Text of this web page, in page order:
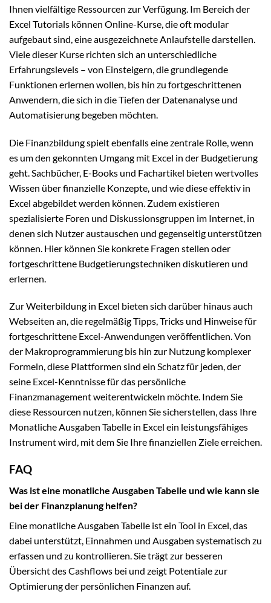
Ihnen vielfältige Ressourcen zur Verfügung. Im Bereich der
Excel Tutorials können Online-Kurse, die oft modular
aufgebaut sind, eine ausgezeichnete Anlaufstelle darstellen.
Viele dieser Kurse richten sich an unterschiedliche
Erfahrungslevels – von Einsteigern, die grundlegende
Funktionen erlernen wollen, bis hin zu fortgeschrittenen
Anwendern, die sich in die Tiefen der Datenanalyse und
Automatisierung begeben möchten.
Die Finanzbildung spielt ebenfalls eine zentrale Rolle, wenn
es um den gekonnten Umgang mit Excel in der Budgetierung
geht. Sachbücher, E-Books und Fachartikel bieten wertvolles
Wissen über finanzielle Konzepte, und wie diese effektiv in
Excel abgebildet werden können. Zudem existieren
spezialisierte Foren und Diskussionsgruppen im Internet, in
denen sich Nutzer austauschen und gegenseitig unterstützen
können. Hier können Sie konkrete Fragen stellen oder
fortgeschrittene Budgetierungstechniken diskutieren und
erlernen.
Zur Weiterbildung in Excel bieten sich darüber hinaus auch
Webseiten an, die regelmäßig Tipps, Tricks und Hinweise für
fortgeschrittene Excel-Anwendungen veröffentlichen. Von
der Makroprogrammierung bis hin zur Nutzung komplexer
Formeln, diese Plattformen sind ein Schatz für jeden, der
seine Excel-Kenntnisse für das persönliche
Finanzmanagement weiterentwickeln möchte. Indem Sie
diese Ressourcen nutzen, können Sie sicherstellen, dass Ihre
Monatliche Ausgaben Tabelle in Excel ein leistungsfähiges
Instrument wird, mit dem Sie Ihre finanziellen Ziele erreichen.
FAQ
Was ist eine monatliche Ausgaben Tabelle und wie kann sie
bei der Finanzplanung helfen?
Eine monatliche Ausgaben Tabelle ist ein Tool in Excel, das
dabei unterstützt, Einnahmen und Ausgaben systematisch zu
erfassen und zu kontrollieren. Sie trägt zur besseren
Übersicht des Cashflows bei und zeigt Potentiale zur
Optimierung der persönlichen Finanzen auf.